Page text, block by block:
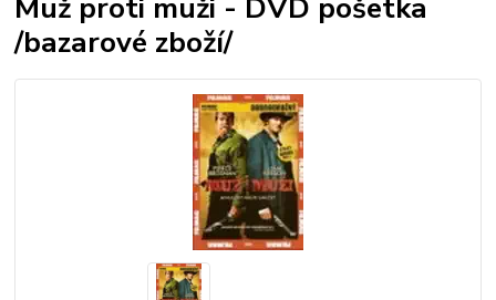
/bazarové zboží/